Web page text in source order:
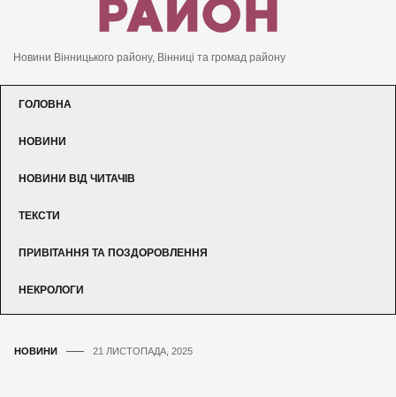
Новини Вінницького району, Вінниці та громад району
ГОЛОВНА
НОВИНИ
НОВИНИ ВІД ЧИТАЧІВ
ТЕКСТИ
ПРИВІТАННЯ ТА ПОЗДОРОВЛЕННЯ
НЕКРОЛОГИ
НОВИНИ 21 ЛИСТОПАДА, 2025